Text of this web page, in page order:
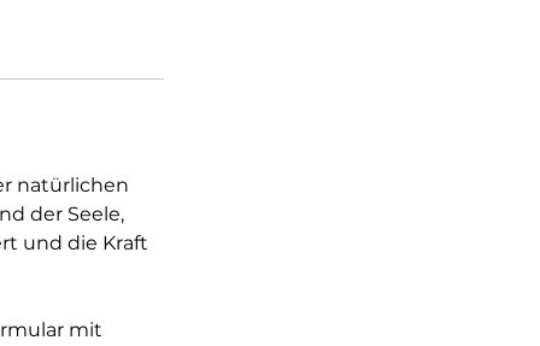
natürlichen
der Seele,
und die Kraft
mit